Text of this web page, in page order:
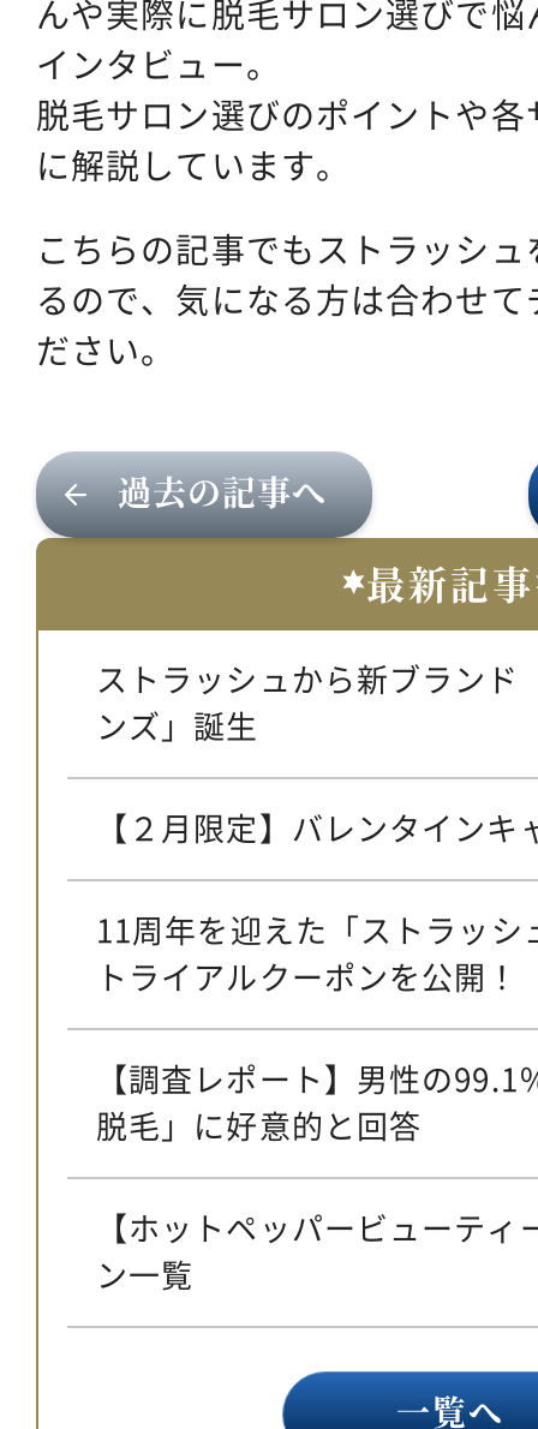
んや実際に脱毛サロン選びで
インタビュー。
脱毛サロン選びのポイントや
に解説しています。
こちらの記事でもストラッシ
るので、気になる方は合わせ
ださい。
過去の記事へ
最新記事
ストラッシュから新ブランド
ンズ」誕生
【２月限定】バレンタイン
11周年を迎えた「ストラッ
トライアルクーポンを公開！
【調査レポート】男性の
脱毛」に好意的と回答
【ホットペッパービューテ
ン一覧
一覧へ